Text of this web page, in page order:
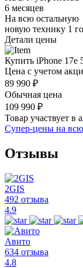
6 месяцев
На всю остальную
новую технику 1
Детали цены
Купить iPhone 17e
Цена с учетом
89 990 ₽
Обычная цена
109 990 ₽
Товар участвует в
Супер-цены на
Отзывы
2GIS
492 отзыва
4.9
Авито
634 отзыва
4.8